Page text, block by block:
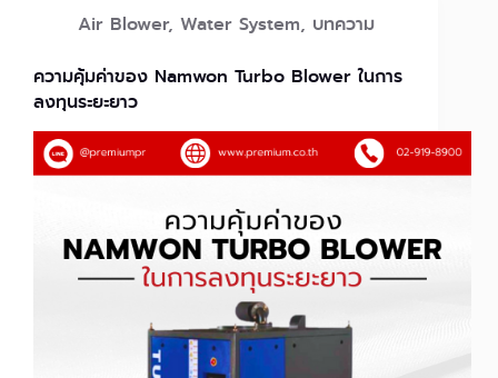
Air Blower, Water System, บทความ
ความคุ้มค่าของ Namwon Turbo Blower ในการ
ลงทุนระยะยาว